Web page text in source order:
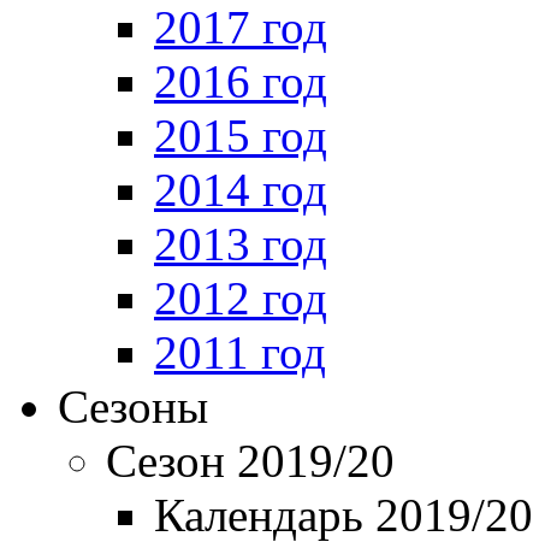
2017 год
2016 год
2015 год
2014 год
2013 год
2012 год
2011 год
Сезоны
Сезон 2019/20
Календарь 2019/20